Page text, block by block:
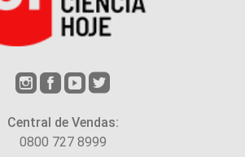
Central de Vendas:
0800 727 8999